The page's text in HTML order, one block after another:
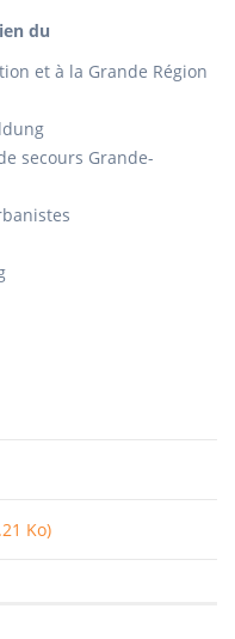
du
et à la Grande Région
secours Grande-
Ko)